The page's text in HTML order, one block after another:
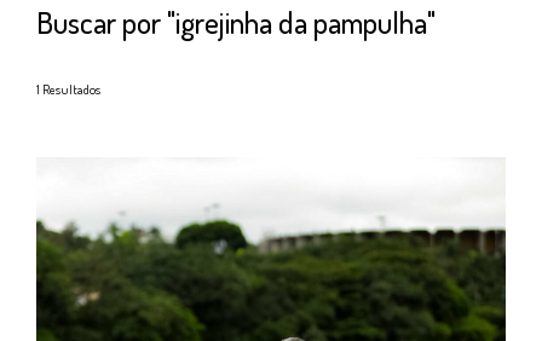
Buscar por"igrejinha da pampulha"
1 Resultados